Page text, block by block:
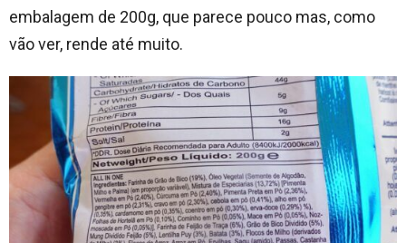
embalagem de 200g, que parece pouco mas, como
vão ver, rende até muito.